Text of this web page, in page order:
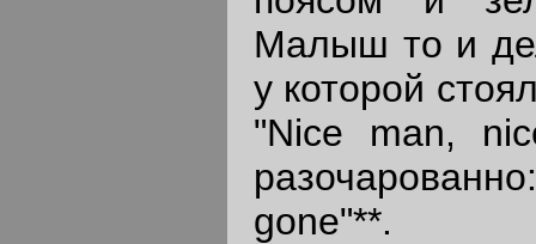
Малыш то и
у которой
"Nice man,
gone"**.